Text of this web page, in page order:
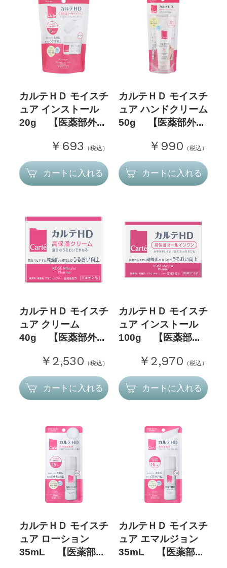
カルテＨＤ モイスチ
ュア インストール
20g 【医薬部外...
￥693 （税込）
カートに入れる
カルテＨＤ モイスチ
ュア ハンドクリーム
50g 【医薬部外...
￥990 （税込）
カートに入れる
カルテＨＤ モイスチ
ュア クリーム
40g 【医薬部外...
￥2,530 （税込）
カートに入れる
カルテＨＤ モイスチ
ュア インストール
100g 【医薬部...
￥2,970 （税込）
カートに入れる
カルテＨＤ モイスチ
ュア ローション
35mL 【医薬部...
カルテＨＤ モイスチ
ュア エマルジョン
35mL 【医薬部...